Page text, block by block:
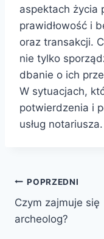
aspektach życia
prawidłowość i
oraz transakcji.
nie tylko
dbanie o ich
W sytuacjach,
potwierdzenia i
usług notariusza.
Nawigacja
wpisu
POPRZEDNI
Czym zajmuje się
archeolog?